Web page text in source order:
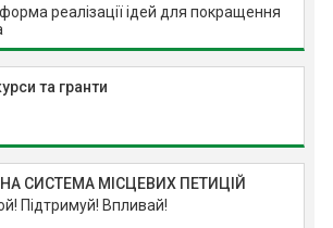
реалізації ідей для покращення
та гранти
СИСТЕМА МІСЦЕВИХ ПЕТИЦІЙ
Підтримуй! Впливай!